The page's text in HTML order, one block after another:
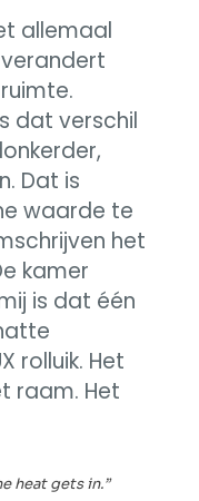
allemaal
dat verschil
Dat is
waarde te
het
kamer
is dat één
rolluik. Het
raam. Het
heat gets in.”